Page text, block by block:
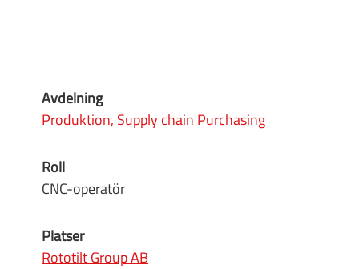
Avdelning
Produktion, Supply chain Purchasing
Roll
CNC-operatör
Platser
Rototilt Group AB